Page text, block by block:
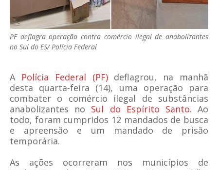
PF deflagra operação contra comércio ilegal de anabolizantes
no Sul do ES/ Polícia Federal
A Polícia Federal (PF) deflagrou, na manhã
desta quarta-feira (14), uma operação para
combater o comércio ilegal de substâncias
anabolizantes no Sul do Espírito Santo. Ao
todo, foram cumpridos 12 mandados de busca
e apreensão e um mandado de prisão
temporária.
As ações ocorreram nos municípios de